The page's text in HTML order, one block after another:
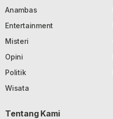
Anambas
Entertainment
Misteri
Opini
Politik
Wisata
Tentang Kami